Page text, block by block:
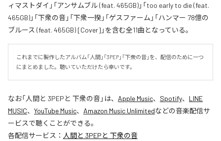
ィマストダイ」「アンサムブル (feat. 465GB)」「too early to die (feat.
465GB)」「下衆の音」「下衆一揆」「ゲスファーム」「ハンマー 78億の
ブルース (feat. 465GB) [Cover]」を含む全11曲となっている。
これまでに製作したアルバム「人間」「3PEP」「下衆の音」を、配信のために一つ
にまとめました。聴いていただけたら幸いです。
なお「人間と 3PEPと 下衆の音」は、 Apple Music、 Spotify、 LINE
MUSIC、 YouTube Music、 Amazon Music Unlimitedなどの音楽配信サ
ービスで聴くことができる。
各配信サービス： 人間と 3PEPと 下衆の音